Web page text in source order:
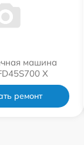
машина
X
ремонт